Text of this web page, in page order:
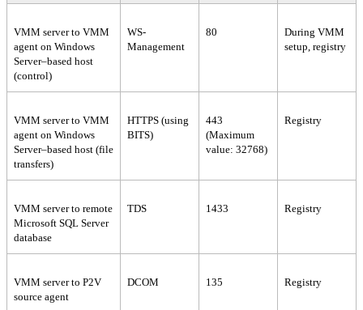
VMM server to VMM
agent on Windows
Server–based host
(control)
WS-
Management
80
During VMM
setup, registry
VMM server to VMM
agent on Windows
Server–based host (file
transfers)
HTTPS (using
BITS)
443
(Maximum
value: 32768)
Registry
VMM server to remote
Microsoft SQL Server
database
TDS 1433 Registry
VMM server to P2V
source agent
DCOM 135 Registry